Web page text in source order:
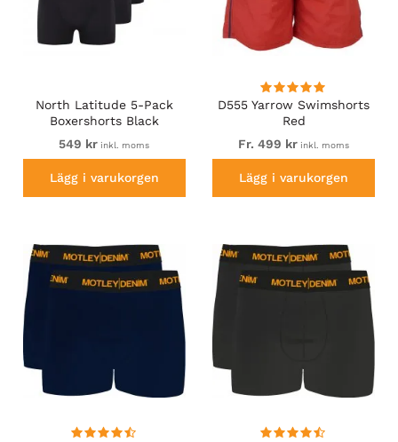
North Latitude 5-Pack
Boxershorts Black
549 kr inkl. moms
Lägg i varukorgen
D555 Yarrow Swimshorts
Red
Fr. 499 kr inkl. moms
Lägg i varukorgen